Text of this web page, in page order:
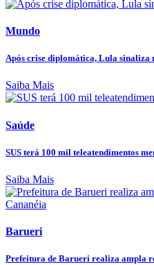
Mundo
Após crise diplomática, Lula sinaliza
Saiba Mais
Saúde
SUS terá 100 mil teleatendimentos
Saiba Mais
Barueri
Prefeitura de Barueri realiza ampla